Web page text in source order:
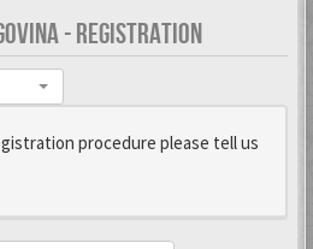
- REGISTRATION
procedure please tell us